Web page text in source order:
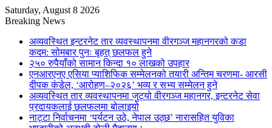
Saturday, August 8 2026
Breaking News
अव्यवस्थित इन्टरनेट तार व्यवस्थापनमा वीरगञ्ज महानगरको कडा
कदम: सोमबार पुनः बृहत् छलफल हुने
२५० रुपैयाँको सामान किन्दा १० लाखको उपहार
एनआरएनए एसिया प्याशिफिक सम्मेलनको तयारी अन्तिम चरणमा- आरसी
दीपक कंडेल, ‘आरोहण–२०२६’ भव्य र सभ्य सम्मेलन हुने
अव्यवस्थित तार व्यवस्थापनमा जुट्यो वीरगञ्ज महानगर, इन्टरनेट सेवा
प्रदायकलाई छलफलमा बोलाइयो
नाट्टा निर्वाचनमा ‘पर्यटन उठे, नेपाल उठ्छ’ नारासहित युविका